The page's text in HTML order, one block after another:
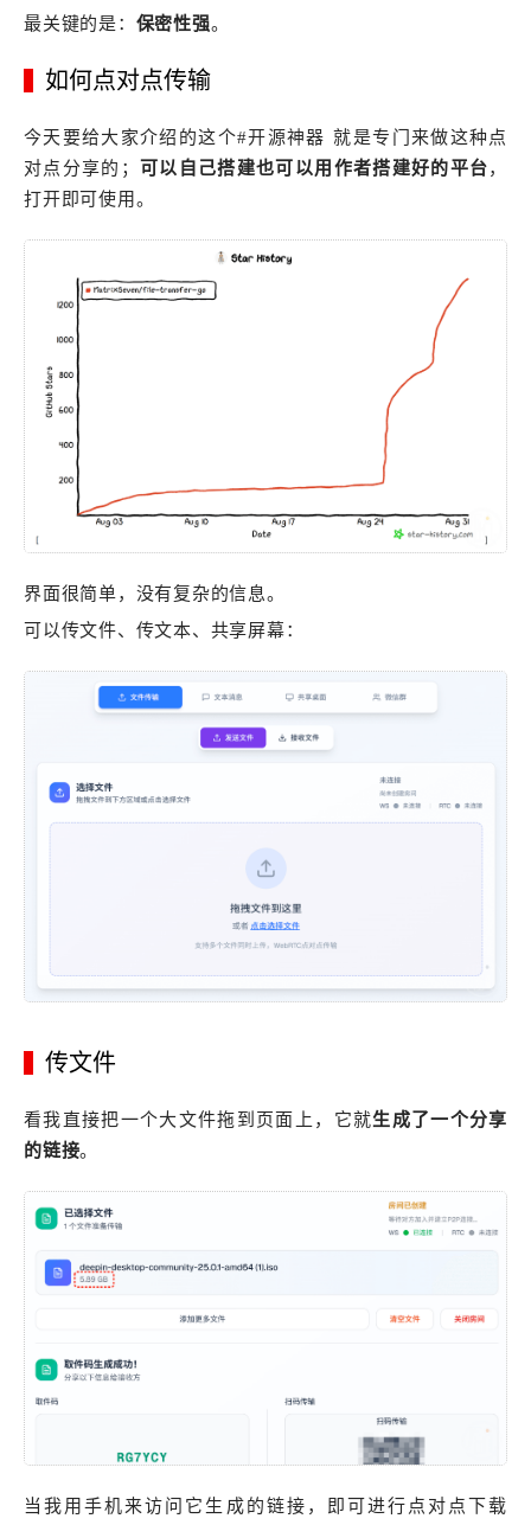
最关键的是： 保密性强。
如何点对点传输
今天要给大家介绍的这个#开源神器 就是专门来做这种点
对点分享的； 可以自己搭建也可以用作者搭建好的平台，
打开即可使用。
界面很简单，没有复杂的信息。
可以传文件、传文本、共享屏幕：
传文件
看我直接把一个大文件拖到页面上，它就生成了一个分享
的链接。
当我用手机来访问它生成的链接，即可进行点对点下载